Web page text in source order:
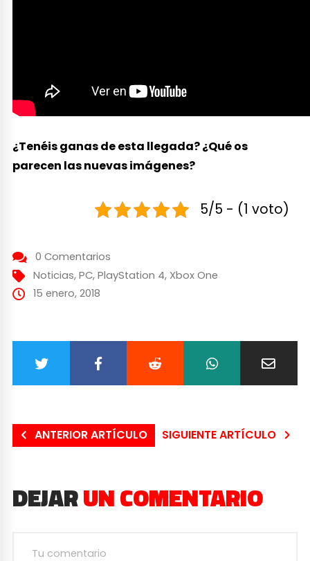
¿Tenéis ganas de esta llegada? ¿Qué os
parecen las nuevas imágenes?
5/5 - (1 voto)
0 Comentarios
Noticias, PC, PlayStation 4, Xbox One
15 enero, 2018
ANTERIOR ARTÍCULO SIGUIENTE ARTÍCULO
DEJARUN COMENTARIO